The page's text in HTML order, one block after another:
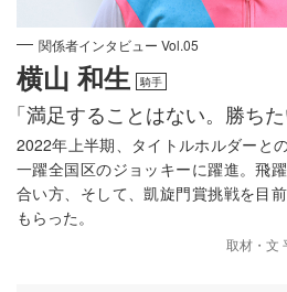
関係者インタビュー Vol.05
横山 和生 騎手
「満足することはない。勝ちた
2022年上半期、タイトルホルダーと
一躍全国区のジョッキーに躍進。飛
合い方、そして、凱旋門賞挑戦を目
もらった。
取材・文